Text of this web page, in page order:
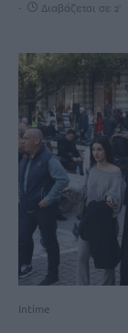
Διαβάζεται σε 2'
Intime